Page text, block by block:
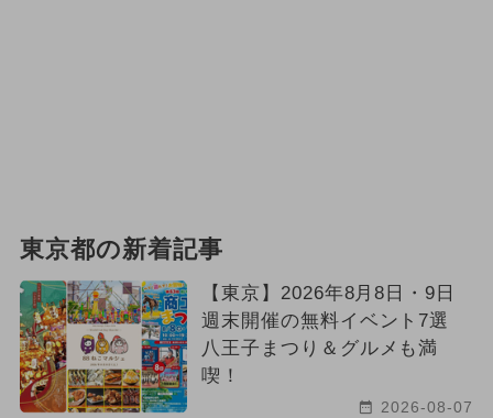
東京都の新着記事
【東京】2026年8月8日・9日
週末開催の無料イベント7選
八王子まつり＆グルメも満
喫！
2026-08-07